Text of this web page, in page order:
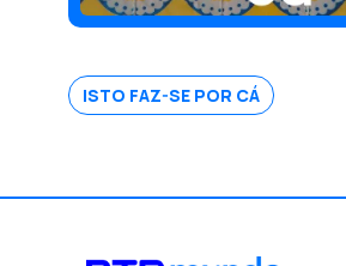
ISTO FAZ-SE POR CÁ